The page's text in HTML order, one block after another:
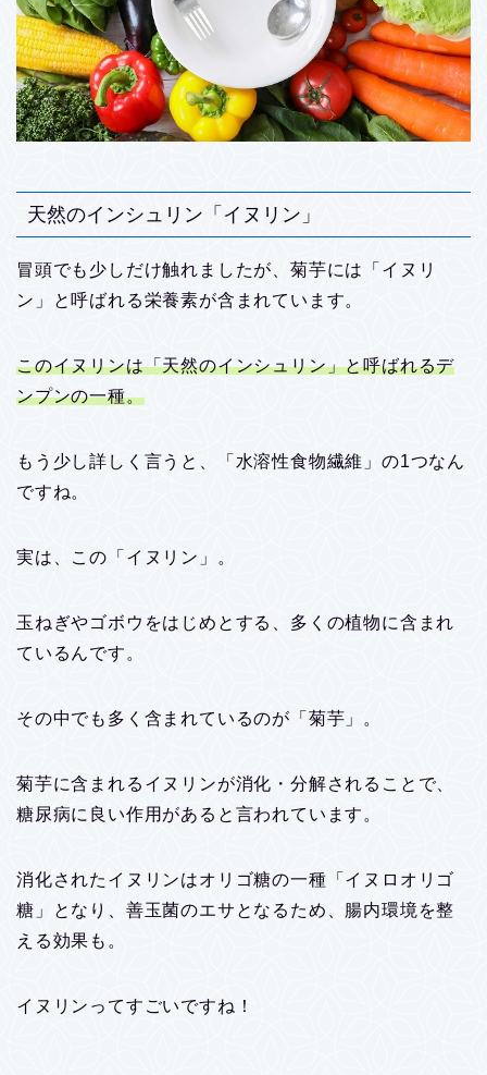
天然のインシュリン「イヌリン」
冒頭でも少しだけ触れましたが、菊芋には「イヌリ
ン」と呼ばれる栄養素が含まれています。
このイヌリンは「天然のインシュリン」と呼ばれるデ
ンプンの一種。
もう少し詳しく言うと、「水溶性食物繊維」の1つなん
ですね。
実は、この「イヌリン」。
玉ねぎやゴボウをはじめとする、多くの植物に含まれ
ているんです。
その中でも多く含まれているのが「菊芋」。
菊芋に含まれるイヌリンが消化・分解されることで、
糖尿病に良い作用があると言われています。
消化されたイヌリンはオリゴ糖の一種「イヌロオリゴ
糖」となり、善玉菌のエサとなるため、腸内環境を整
える効果も。
イヌリンってすごいですね！